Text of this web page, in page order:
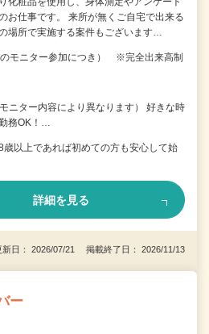
お仕事です。 来所が無くご自宅で出来る
場所で実施する案件もございます…
モニター参加につき） ※完全出来高制
ニター内容により異なります） 好きな時
務OK！…
以上であれば初めての方も安心して始
詳細を見る
新日： 2026/07/21 掲載終了日： 2026/11/13
ー